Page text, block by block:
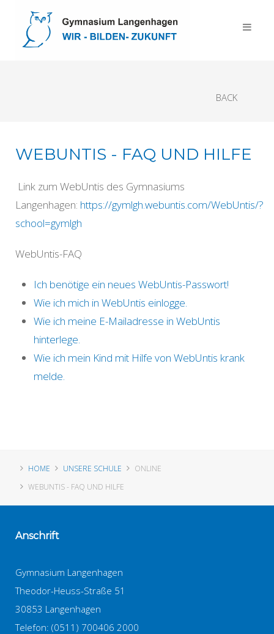
BACK
WEBUNTIS - FAQ UND HILFE
Link zum WebUntis des Gymnasiums
Langenhagen: https://gymlgh.webuntis.com/WebUntis/?
school=gymlgh
WebUntis-FAQ
Ich benötige ein neues WebUntis-Passwort!
Wie ich mich in WebUntis einlogge.
Wie ich meine E-Mailadresse in WebUntis
hinterlege.
Wie ich mein Kind mit Hilfe von WebUntis krank
melde.
HOME UNSERE SCHULE
ONLINE
WEBUNTIS - FAQ UND HILFE
Anschrift
Gymnasium Langenhagen
Theodor-Heuss-Straße 51
30853 Langenhagen
Telefon: (0511) 700406 2000